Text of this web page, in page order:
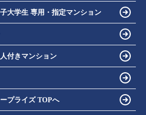
大学生 専用・指定マンション
付きマンション
プライズ TOPへ